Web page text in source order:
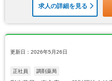
求人の詳細を見る
更新日：2026年5月26日
正社員 調剤薬局